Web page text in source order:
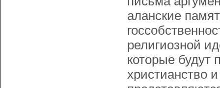
аланские
религиозной
которые будут
христианство